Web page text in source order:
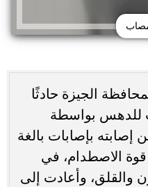
الجيزة حادثًا
للدهس بواسطة
بإصابات بالغة
الاصطدام، في
والقلق، وأعادت إلى